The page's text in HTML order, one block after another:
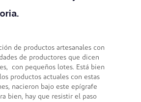
de productos artesanales con
de productores que dicen
con pequeños lotes. Está bien
productos actuales con estas
nacieron bajo este epígrafe
bien, hay que resistir el paso